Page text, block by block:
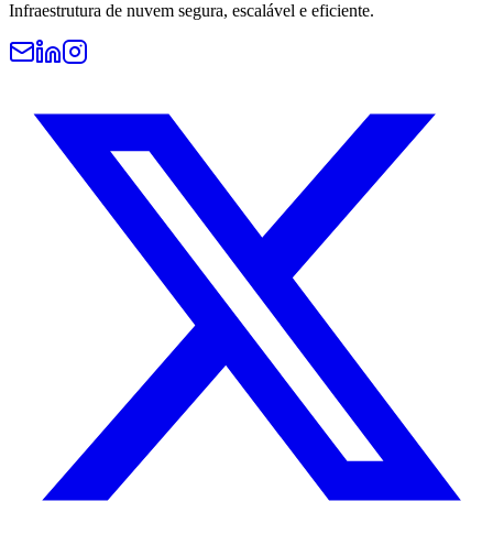
Infraestrutura de nuvem segura, escalável e eficiente.